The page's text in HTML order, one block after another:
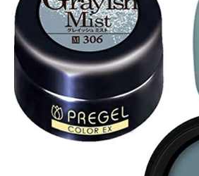
個人情報取り扱いについて
お問い合わせ
公式LINE
Instagram